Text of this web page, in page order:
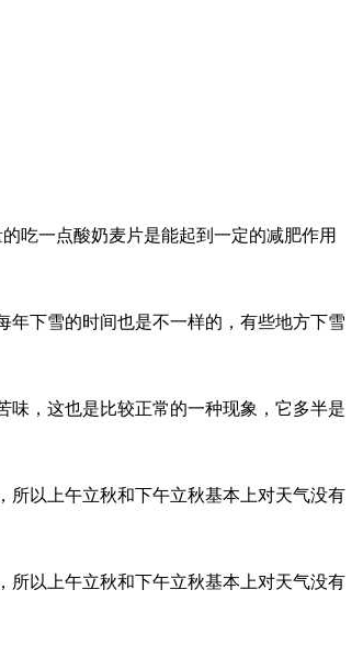
点酸奶麦片是能起到一定的减肥作用
年下雪的时间也是不一样的，有些地方下雪
味，这也是比较正常的一种现象，它多半是
所以上午立秋和下午立秋基本上对天气没有
所以上午立秋和下午立秋基本上对天气没有